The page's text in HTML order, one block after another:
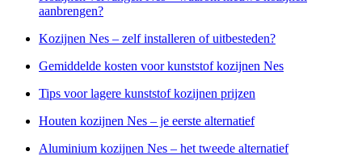
aanbrengen?
Kozijnen Nes – zelf installeren of uitbesteden?
Gemiddelde kosten voor kunststof kozijnen Nes
Tips voor lagere kunststof kozijnen prijzen
Houten kozijnen Nes – je eerste alternatief
Aluminium kozijnen Nes – het tweede alternatief